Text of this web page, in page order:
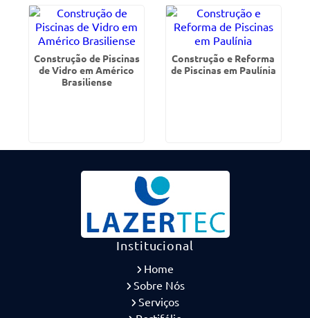
Construção de Piscinas
de Vidro em Américo
Brasiliense
Construção e Reforma
de Piscinas em Paulínia
Institucional
Home
Sobre Nós
Serviços